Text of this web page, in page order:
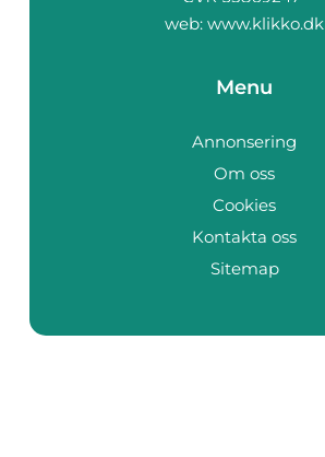
web: www.klikko.dk
Menu
Annonsering
Om oss
Cookies
Kontakta oss
Sitemap